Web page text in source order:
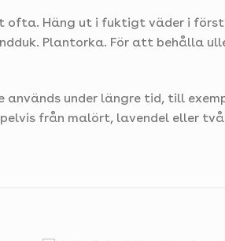
Häng ut i fuktigt väder i
Plantorka. För att behålla
under längre tid, till
från malört, lavendel eller